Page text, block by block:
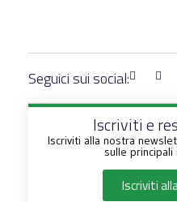
Seguici sui social:
Iscriviti e
Iscriviti alla nostra
sulle
Iscriviti